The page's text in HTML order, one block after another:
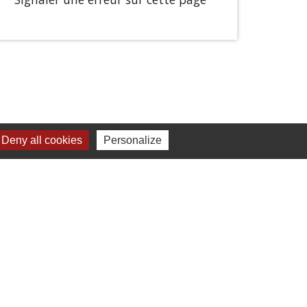
Deny all cookies Personalize